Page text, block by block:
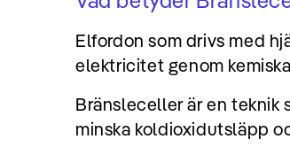
Elfordon som drivs med
elektricitet genom
Bränsleceller är en teknik
minska koldioxidutsläpp